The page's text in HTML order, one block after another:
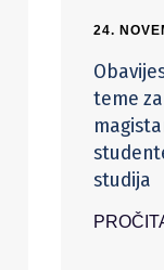
24.
teme
studija